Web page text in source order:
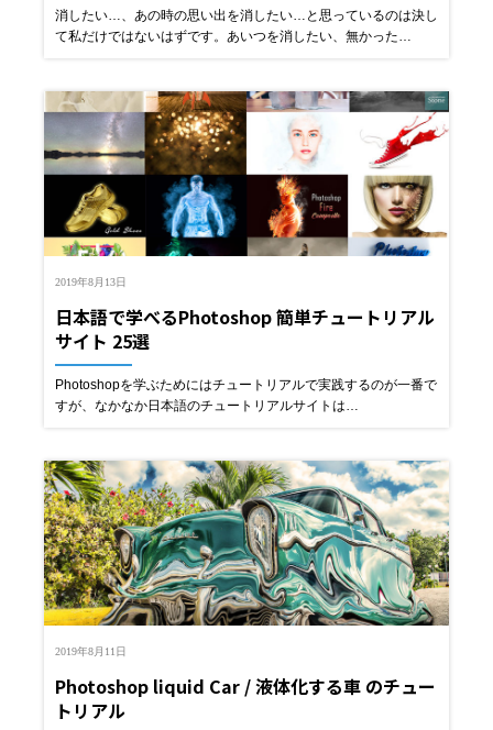
消したい…、あの時の思い出を消したい…と思っているのは決し
て私だけではないはずです。あいつを消したい、無かった…
2019年8月13日
日本語で学べるPhotoshop 簡単チュートリアル
サイト 25選
Photoshopを学ぶためにはチュートリアルで実践するのが一番で
すが、なかなか日本語のチュートリアルサイトは…
2019年8月11日
Photoshop liquid Car / 液体化する車 のチュー
トリアル